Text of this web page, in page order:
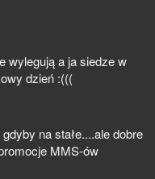
wylegują a ja siedze w
dzień :(((
na stałe....ale dobre
MMS-ów